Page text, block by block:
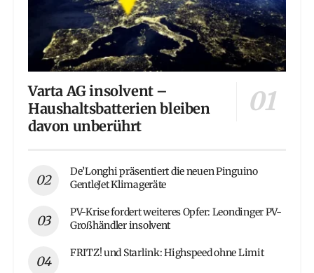
Varta AG insolvent –
Haushaltsbatterien bleiben
davon unberührt
De’Longhi präsentiert die neuen Pinguino
GentleJet Klimageräte
PV-Krise fordert weiteres Opfer: Leondinger PV-
Großhändler insolvent
FRITZ! und Starlink: Highspeed ohne Limit